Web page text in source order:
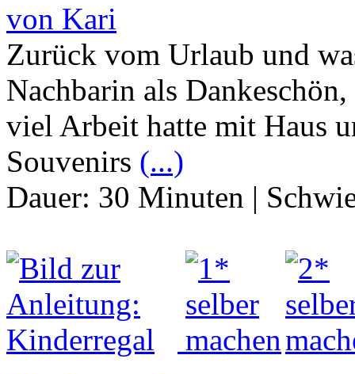
von Kari
Zurück vom Urlaub und
Nachbarin als
viel Arbeit hatte mit Haus
Souvenirs (...)
Dauer: 30 Minuten |